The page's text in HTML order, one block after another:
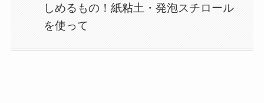
しめるもの！紙粘土・発泡スチロール
を使って